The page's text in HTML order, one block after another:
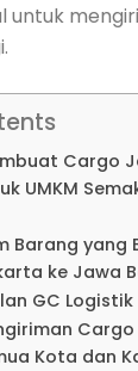
untuk
Cargo
UMKM
Barang yang
ke Jawa
GC Logistik
Kota dan